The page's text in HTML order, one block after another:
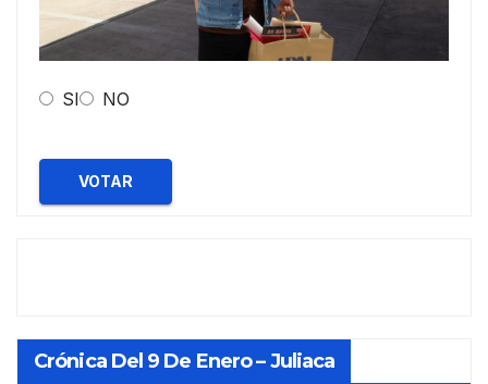
SI NO
VOTAR
Crónica Del 9 De Enero – Juliaca